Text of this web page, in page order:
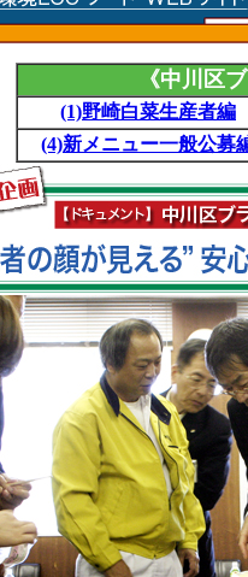
《中川区
(1)野崎白菜生産者編
(4)新メニュー一般公募